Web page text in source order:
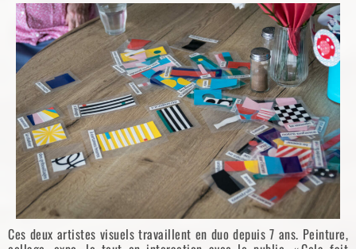
Ces deux artistes visuels travaillent en duo depuis 7 ans. Peinture,